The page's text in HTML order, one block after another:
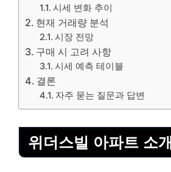
시세 변화 추이
현재 거래량 분석
시장 전망
구매 시 고려 사항
시세 예측 테이블
결론
자주 묻는 질문과 답변
위더스빌 아파트 소개